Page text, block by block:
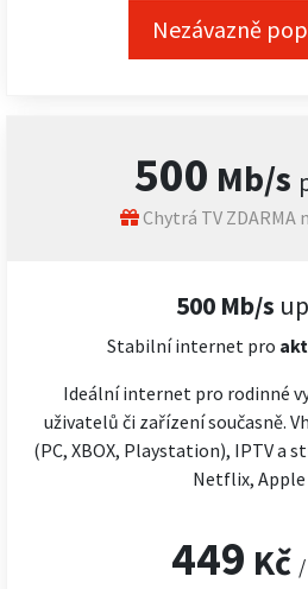
Nezávazně
500 Mb/s
Chytrá TV ZDARMA
500 Mb/s
Stabilní internet pro
Ideální internet pro rodinné
uživatelů či zařízení současně.
(PC, XBOX, Playstation), IPTV a
Netflix, Apple
449 Kč